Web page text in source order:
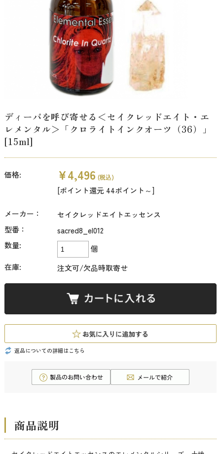
ディーバを呼び寄せる＜セイクレッドエイト・エ
レメンタル＞「クロライトインクオーツ（36）」
[15ml]
価格: ¥4,496 (税込)
[ポイント還元 44ポイント～]
メーカー：
セイクレッドエイトエッセンス
型番：
sacred8_el012
数量:
個
在庫:
注文可/欠品時取寄せ
返品についての詳細はこちら
商品説明